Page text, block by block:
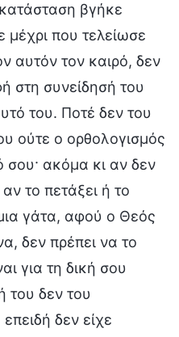
βγήκε
μέχρι που τελείωσε
αυτόν τον καιρό, δεν
στη συνείδησή του
του. Ποτέ δεν του
ούτε ο ορθολογισμός
σου· ακόμα κι αν δεν
το πετάξει ή το
γάτα, αφού ο Θεός
δεν πρέπει να το
για τη δική σου
του δεν του
δεν είχε